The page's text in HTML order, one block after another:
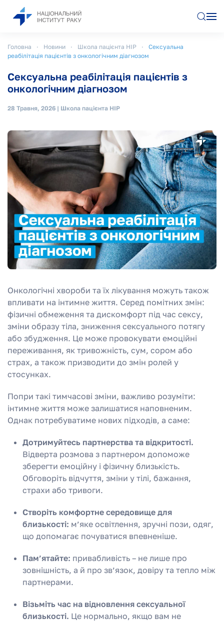
Головна Новини Школа пацієнта НІР
Сексуальна
реабілітація пацієнтів з онкологічним діагнозом
Сексуальна реабілітація пацієнтів з
онкологічним діагнозом
28 Травня, 2026 | Школа пацієнта НІР
Онкологічні хвороби та їх лікування можуть також
впливати на інтимне життя. Серед помітних змін:
фізичні обмеження та дискомфорт під час сексу,
зміни образу тіла, зниження сексуального потягу
або збудження. Це може провокувати емоційні
переживання, як тривожність, сум, сором або
страх, а також призводити до змін ролей у
стосунках.
Попри такі тимчасові зміни, важливо розуміти:
інтимне життя може залишатися наповненим.
Однак потребуватиме нових підходів, а саме:
Дотримуйтесь партнерства та відкритості.
Відверта розмова з партнером допоможе
зберегти емоційну і фізичну близькість.
Обговоріть відчуття, зміни у тілі, бажання,
страхи або тривоги.
Створіть комфортне середовище для
близькості: м’яке освітлення, зручні пози, одяг,
що допомагає почуватися впевненіше.
Пам’ятайте: привабливість – не лише про
зовнішність, а й про зв’язок, довіру та тепло між
партнерами.
Візьміть час на відновлення сексуальної
близькості. Це нормально, якщо вам не